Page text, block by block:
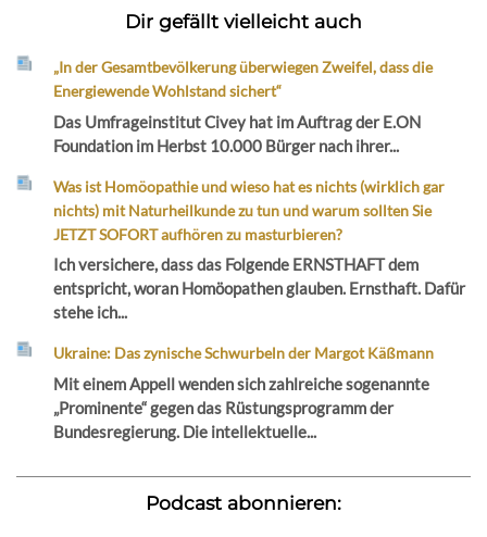
Dir gefällt vielleicht auch
„In der Gesamtbevölkerung überwiegen Zweifel, dass die
Energiewende Wohlstand sichert“
Das Umfrageinstitut Civey hat im Auftrag der E.ON
Foundation im Herbst 10.000 Bürger nach ihrer...
Was ist Homöopathie und wieso hat es nichts (wirklich gar
nichts) mit Naturheilkunde zu tun und warum sollten Sie
JETZT SOFORT aufhören zu masturbieren?
Ich versichere, dass das Folgende ERNSTHAFT dem
entspricht, woran Homöopathen glauben. Ernsthaft. Dafür
stehe ich...
Ukraine: Das zynische Schwurbeln der Margot Käßmann
Mit einem Appell wenden sich zahlreiche sogenannte
„Prominente“ gegen das Rüstungsprogramm der
Bundesregierung. Die intellektuelle...
Podcast abonnieren: